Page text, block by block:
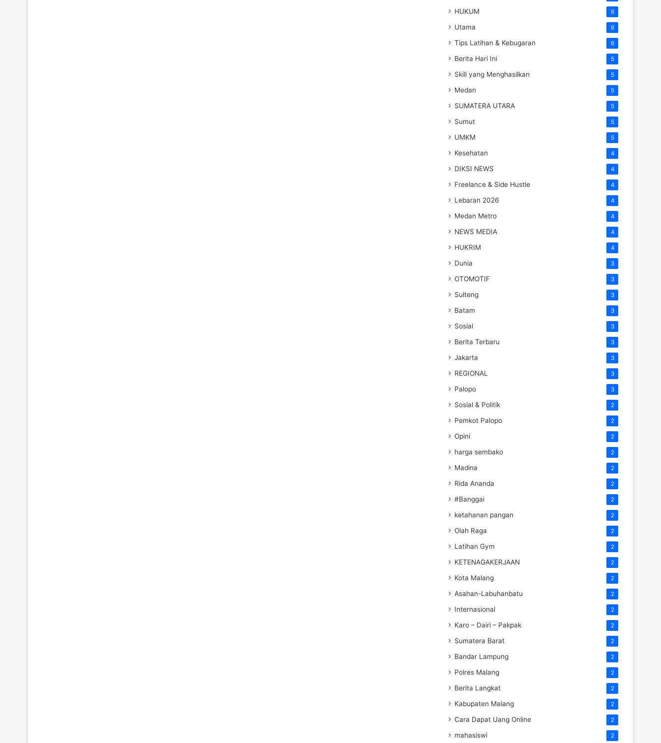
HUKUM 6
Utama 6
Tips Latihan & Kebugaran 6
Berita Hari Ini 5
Skill yang Menghasilkan 5
Medan 5
SUMATERA UTARA 5
Sumut 5
UMKM 5
Kesehatan 4
DIKSI NEWS 4
Freelance & Side Hustle 4
Lebaran 2026 4
Medan Metro 4
NEWS MEDIA 4
HUKRIM 4
Dunia 3
OTOMOTIF 3
Sulteng 3
Batam 3
Sosial 3
Berita Terbaru 3
Jakarta 3
REGIONAL 3
Palopo 3
Sosial & Politik 2
Pemkot Palopo 2
Opini 2
harga sembako 2
Madina 2
Rida Ananda 2
#Banggai 2
ketahanan pangan 2
Olah Raga 2
Latihan Gym 2
KETENAGAKERJAAN 2
Kota Malang 2
Asahan-Labuhanbatu 2
Internasional 2
Karo – Dairi – Pakpak 2
Sumatera Barat 2
Bandar Lampung 2
Polres Malang 2
Berita Langkat 2
Kabupaten Malang 2
Cara Dapat Uang Online 2
mahasiswi 2